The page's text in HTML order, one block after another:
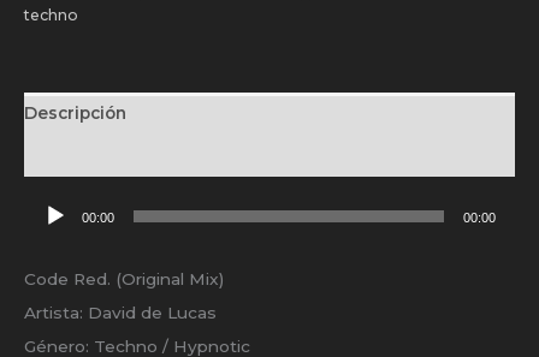
techno
Descripción
Reproductor
00:00 00:00
Code Red. (Original Mix)
Artista: David de Lucas
Género: Techno / Hypnotic